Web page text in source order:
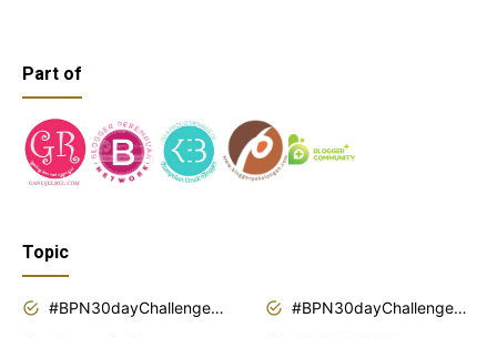
Part of
Topic
#BPN30dayChallenge2018
#BPN30dayChallenge2019